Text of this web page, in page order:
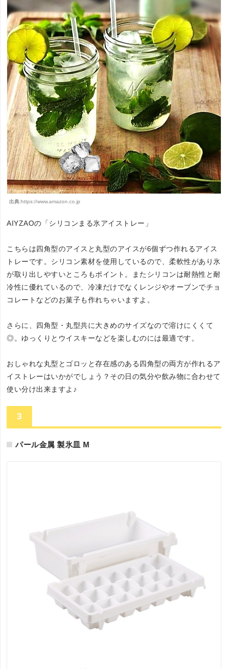
出典:https://www.amazon.co.jp
AIYZAOの「シリコンまる氷アイストレー」
こちらは四角型のアイスと丸型のアイスが6個ずつ作れるアイス
トレーです。シリコン素材を使用しているので、柔軟性があり氷
が取り出しやすいところもポイント。またシリコンは耐熱性と耐
冷性に優れているので、冷凍だけでなくレンジやオーブンでチョ
コレートなどのお菓子も作れちゃいますよ。
さらに、四角型・丸型共に大きめのサイズなので溶けにくくて
◎。ゆっくりとウイスキーなどを楽しむのには最適です。
おしゃれな丸型とゴロッと存在感のある四角型の両方が作れるア
イストレーはいかがでしょう？その日の気分や飲み物に合わせて
使い分け出来ますよ♪
3
パール金属 製氷皿 M